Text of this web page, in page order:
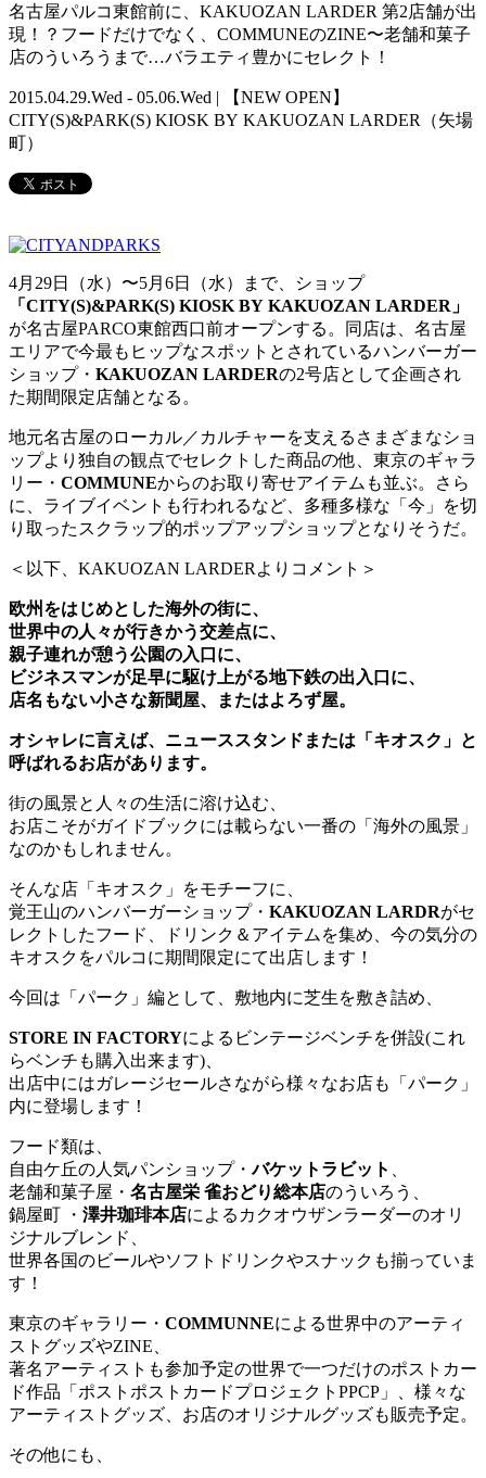
名古屋パルコ東館前に、KAKUOZAN LARDER 第2店舗が出
現！？フードだけでなく、COMMUNEのZINE〜老舗和菓子
店のういろうまで…バラエティ豊かにセレクト！
2015.04.29.Wed - 05.06.Wed | 【NEW OPEN】
CITY(S)&PARK(S) KIOSK BY KAKUOZAN LARDER（矢場
町）
4月29日（水）〜5月6日（水）まで、ショップ
「CITY(S)&PARK(S) KIOSK BY KAKUOZAN LARDER」
が名古屋PARCO東館西口前オープンする。同店は、名古屋
エリアで今最もヒップなスポットとされているハンバーガー
ショップ・ KAKUOZAN LARDERの2号店として企画され
た期間限定店舗となる。
地元名古屋のローカル／カルチャーを支えるさまざまなショ
ップより独自の観点でセレクトした商品の他、東京のギャラ
リー・ COMMUNEからのお取り寄せアイテムも並ぶ。さら
に、ライブイベントも行われるなど、多種多様な「今」を切
り取ったスクラップ的ポップアップショップとなりそうだ。
＜以下、KAKUOZAN LARDERよりコメント＞
欧州をはじめとした海外の街に、
世界中の人々が行きかう交差点に、
親子連れが憩う公園の入口に、
ビジネスマンが足早に駆け上がる地下鉄の出入口に、
店名もない小さな新聞屋、またはよろず屋。
オシャレに言えば、ニューススタンドまたは「キオスク」と
呼ばれるお店があります。
街の風景と人々の生活に溶け込む、
お店こそがガイドブックには載らない一番の「海外の風景」
なのかもしれません。
そんな店「キオスク」をモチーフに、
覚王山のハンバーガーショップ・ KAKUOZAN LARDRがセ
レクトしたフード、ドリンク＆アイテムを集め、今の気分の
キオスクをパルコに期間限定にて出店します！
今回は「パーク」編として、敷地内に芝生を敷き詰め、
STORE IN FACTORYによるビンテージベンチを併設(これ
らベンチも購入出来ます)、
出店中にはガレージセールさながら様々なお店も「パーク」
内に登場します！
フード類は、
自由ケ丘の人気パンショップ・バケットラビット
老舗和菓子屋・ 名古屋栄 雀おどり総本店のういろう、
鍋屋町 ・ 澤井珈琲本店によるカクオウザンラーダーのオリ
ジナルブレンド、
世界各国のビールやソフトドリンクやスナックも揃っていま
す！
東京のギャラリー・ COMMUNNEによる世界中のアーティ
ストグッズやZINE、
著名アーティストも参加予定の世界で一つだけのポストカー
ド作品 「ポストポストカードプロジェクトPPCP」、様々な
アーティストグッズ、お店のオリジナルグッズも販売予定。
その他にも、